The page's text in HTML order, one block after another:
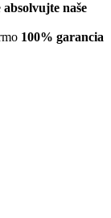
absolvujte naše
100% garancia